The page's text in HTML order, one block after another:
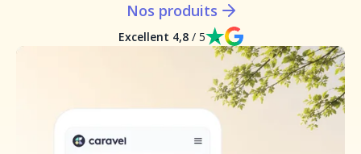
Nos produits
Excellent 4,8/ 5